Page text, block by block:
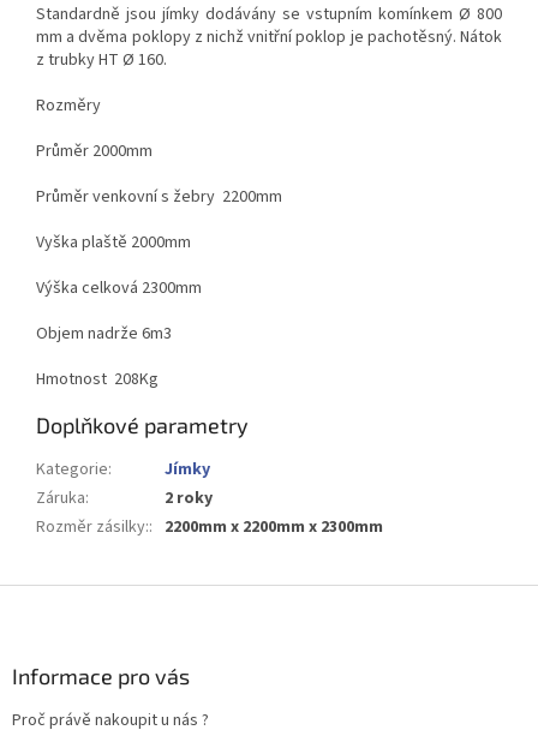
Standardně jsou jímky dodávány se vstupním komínkem Ø 800
mm a dvěma poklopy z nichž vnitřní poklop je pachotěsný. Nátok
z trubky HT Ø 160.
Rozměry
Průměr 2000mm
Průměr venkovní s žebry 2200mm
Vyška plaště 2000mm
Výška celková 2300mm
Objem nadrže 6m3
Hmotnost 208Kg
Doplňkové parametry
Kategorie:
Jímky
Záruka:
2 roky
Rozměr zásilky:: 2200mm x 2200mm x 2300mm
Informace pro vás
Proč právě nakoupit u nás ?